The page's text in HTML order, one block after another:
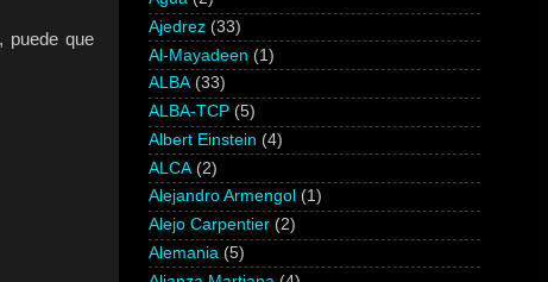
puede que
Ajedrez (33)
Al-Mayadeen (1)
ALBA (33)
ALBA-TCP (5)
Albert Einstein (4)
ALCA (2)
Alejandro Armengol (1)
Alejo Carpentier (2)
Alemania (5)